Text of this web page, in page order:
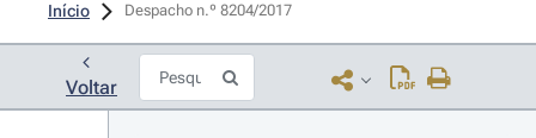
Início Despacho n.º 8204/2017
Voltar